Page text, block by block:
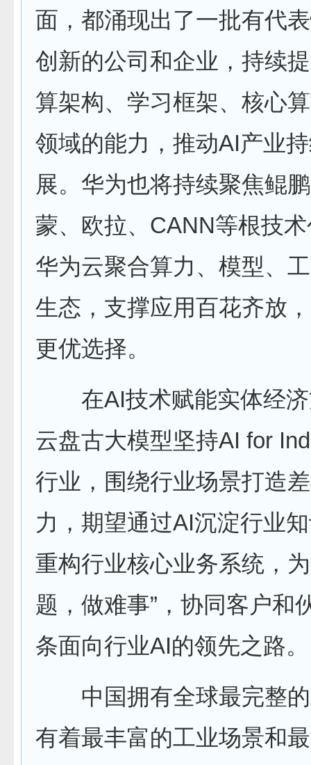
面，都涌现出了一批有代
创新的公司和企业，持续
算架构、学习框架、核心
领域的能力，推动AI产业
展。华为也将持续聚焦鲲
蒙、欧拉、CANN等根技
华为云聚合算力、模型、
生态，支撑应用百花齐放
更优选择。
在AI技术赋能实体经济
云盘古大模型坚持AI for
行业，围绕行业场景打造
力，期望通过AI沉淀行业
重构行业核心业务系统，
题，做难事”，协同客户和
条面向行业AI的领先之路。
中国拥有全球最完整的
有着最丰富的工业场景和